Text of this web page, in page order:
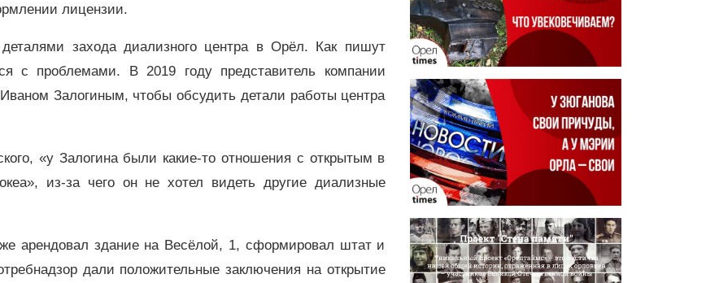
лицензии.
захода диализного центра в Орёл. Как пишут
с проблемами. В 2019 году представитель компании
Залогиным, чтобы обсудить детали работы центра
«у Залогина были какие-то отношения с открытым в
из-за чего он не хотел видеть другие диализные
арендовал здание на Весёлой, 1, сформировал штат и
дали положительные заключения на открытие